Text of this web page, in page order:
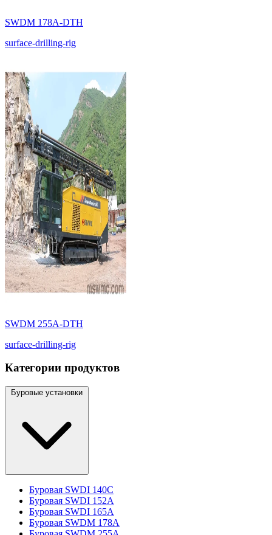
SWDM 178A-DTH
surface-drilling-rig
SWDM 255A-DTH
surface-drilling-rig
Категории продуктов
Буровые установки
Буровая SWDI 140C
Буровая SWDI 152A
Буровая SWDI 165A
Буровая SWDM 178A